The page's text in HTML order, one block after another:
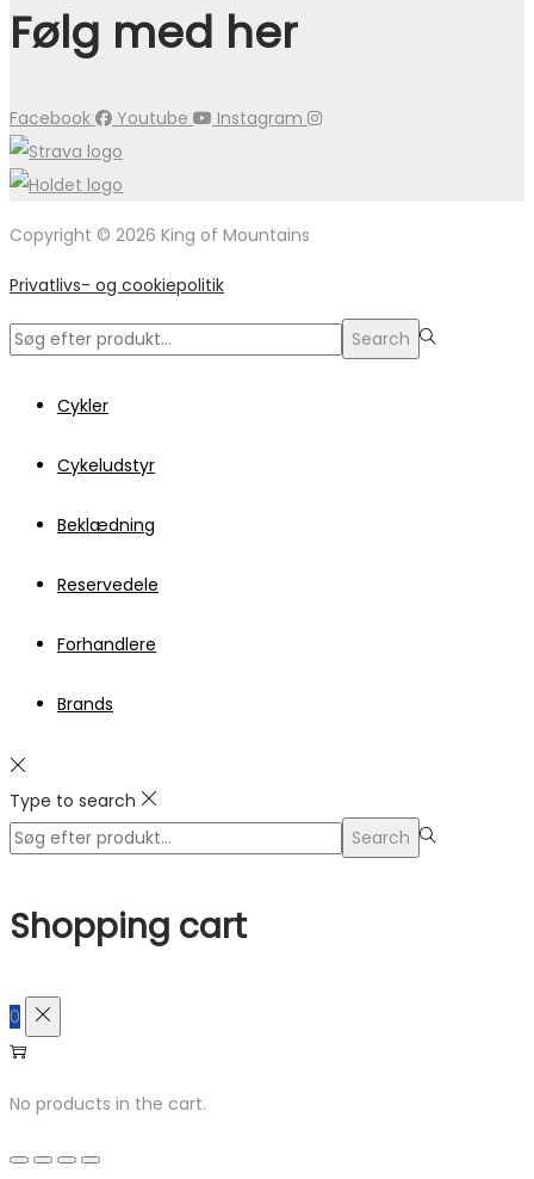
Følg med her
Facebook Youtube Instagram
Copyright © 2026 King of Mountains
Privatlivs- og cookiepolitik
Search
Search
Cykler
Cykeludstyr
Beklædning
Reservedele
Forhandlere
Brands
Type to search
Search
Search
Shopping cart
0
No products in the cart.